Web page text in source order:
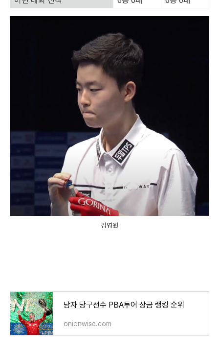
김영원
남자 당구선수 PBA투어 상금 랭킹 순위
onionwise.com